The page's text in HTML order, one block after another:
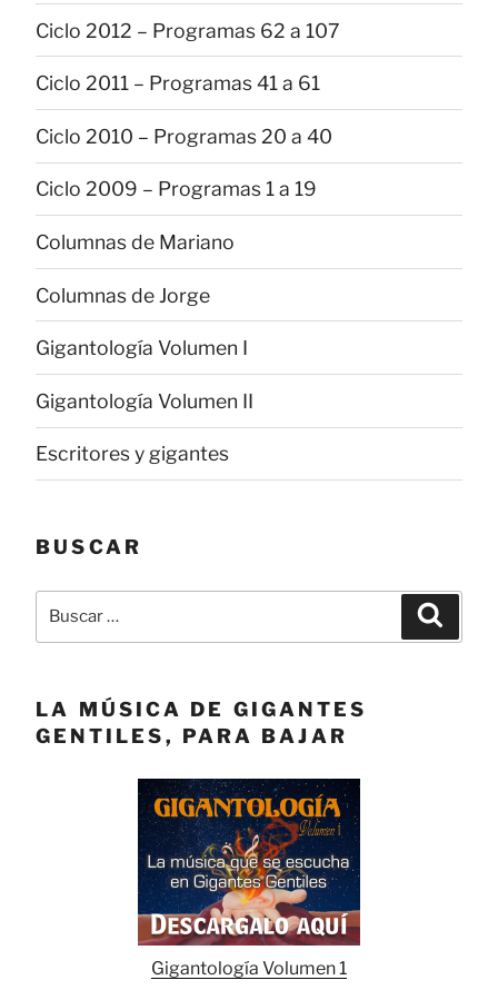
Ciclo 2012 – Programas 62 a 107
Ciclo 2011 – Programas 41 a 61
Ciclo 2010 – Programas 20 a 40
Ciclo 2009 – Programas 1 a 19
Columnas de Mariano
Columnas de Jorge
Gigantología Volumen I
Gigantología Volumen II
Escritores y gigantes
BUSCAR
Buscar
LA MÚSICA DE GIGANTES
GENTILES, PARA BAJAR
Gigantología Volumen 1